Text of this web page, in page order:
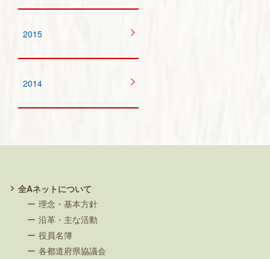
2015
2014
全Aネットについて
理念・基本方針
沿革・主な活動
役員名簿
各都道府県協議会